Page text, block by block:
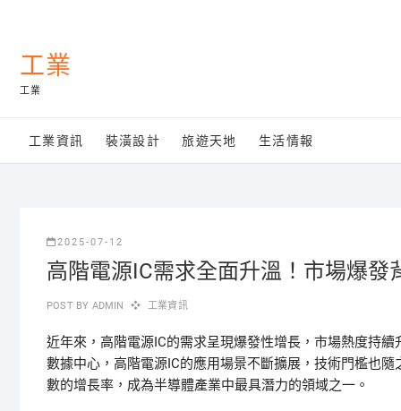
content工業
工業
工業資訊 裝潢設計 旅遊天地 生活情報
2025-07-12
高階電源IC需求全面升溫！市場爆發
POST BY ADMIN 工業資訊
近年來，高階電源IC的需求呈現爆發性增長，市場熱度持
數據中心，高階電源IC的應用場景不斷擴展，技術門檻也
數的增長率，成為半導體產業中最具潛力的領域之一。